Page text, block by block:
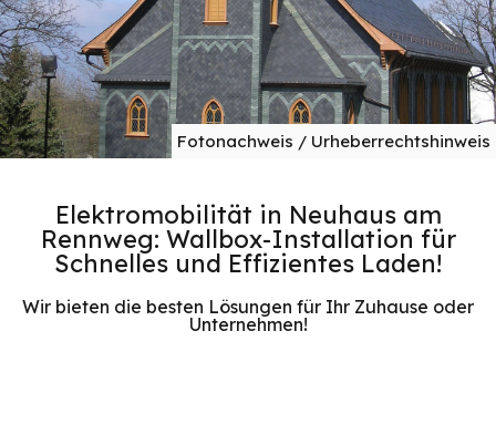
Fotonachweis / Urheberrechtshinweis
Elektromobilität in Neuhaus am
Rennweg: Wallbox-Installation für
Schnelles und Effizientes Laden!
Wir bieten die besten Lösungen für Ihr Zuhause oder
Unternehmen!